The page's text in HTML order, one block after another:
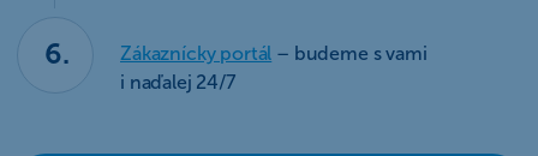
6. Zákaznícky portál – budeme s vami
i naďalej 24/7